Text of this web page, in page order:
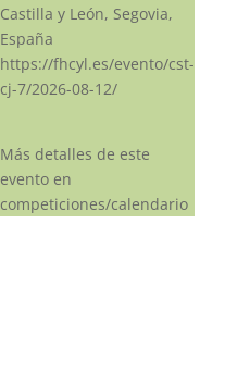
Castilla y León, Segovia,
España
https://fhcyl.es/evento/cst-
cj-7/2026-08-12/
Más detalles de este
evento en
competiciones/calendario